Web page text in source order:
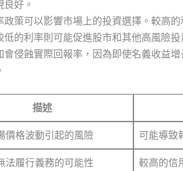
好。
政策可以影響市場上的投資選擇。較高
的利率則可能促進股市和其他高風險投
會侵蝕實際回報率，因為即使名義收益
描述
價格波動引起的風險 可能導致
法履行義務的可能性 較高的信